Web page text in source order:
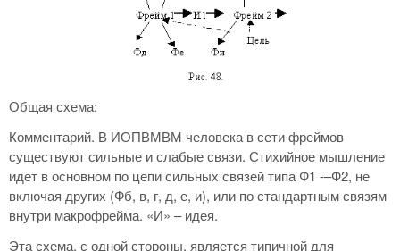
Общая схема:
Комментарий. В ИОПВМВМ человека в сети фреймов
существуют сильные и слабые связи. Стихийное мышление
идет в основном по цепи сильных связей типа Ф1 -–Ф2, не
включая других (Фб, в, г, д, е, и), или по стандартным связям
внутри макрофрейма. «И» – идея.
Эта схема, с одной стороны, является типичной для